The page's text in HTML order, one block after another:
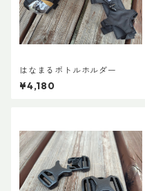
はなまるボトルホルダー
¥4,180